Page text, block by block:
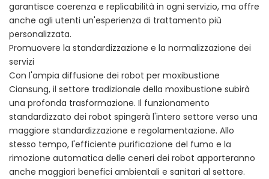
garantisce coerenza e replicabilità in ogni servizio, ma offre
anche agli utenti un'esperienza di trattamento più
personalizzata.
Promuovere la standardizzazione e la normalizzazione dei
servizi
Con l'ampia diffusione dei robot per moxibustione
Ciansung, il settore tradizionale della moxibustione subirà
una profonda trasformazione. Il funzionamento
standardizzato dei robot spingerà l'intero settore verso una
maggiore standardizzazione e regolamentazione. Allo
stesso tempo, l'efficiente purificazione del fumo e la
rimozione automatica delle ceneri dei robot apporteranno
anche maggiori benefici ambientali e sanitari al settore.